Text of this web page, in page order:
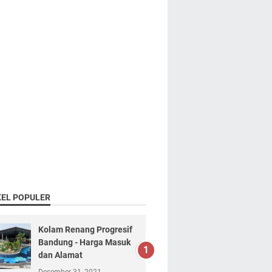
POPULER
Kolam Renang Progresif
Bandung - Harga Masuk
dan Alamat